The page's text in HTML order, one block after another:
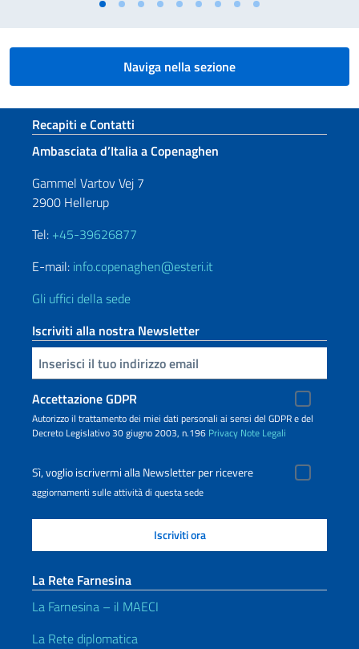
Naviga nella sezione
Sezione footer
Recapiti e Contatti
Ambasciata d’Italia a Copenaghen
Gammel Vartov Vej 7
2900 Hellerup
Tel: +45-39626877
E-mail: info.copenaghen@esteri.it
Gli uffici della sede
Iscriviti alla nostra Newsletter
Inserisci la tua email
Accettazione GDPR
Autorizzo il trattamento dei miei dati personali ai sensi del GDPR e del
Decreto Legislativo 30 giugno 2003, n.196 Privacy Note Legali
Sì, voglio iscrivermi alla Newsletter per ricevere
aggiornamenti sulle attività di questa sede
La Rete Farnesina
La Farnesina – il MAECI
La Rete diplomatica